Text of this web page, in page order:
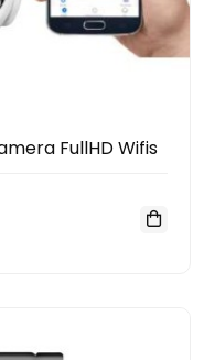
FullHD Wifis